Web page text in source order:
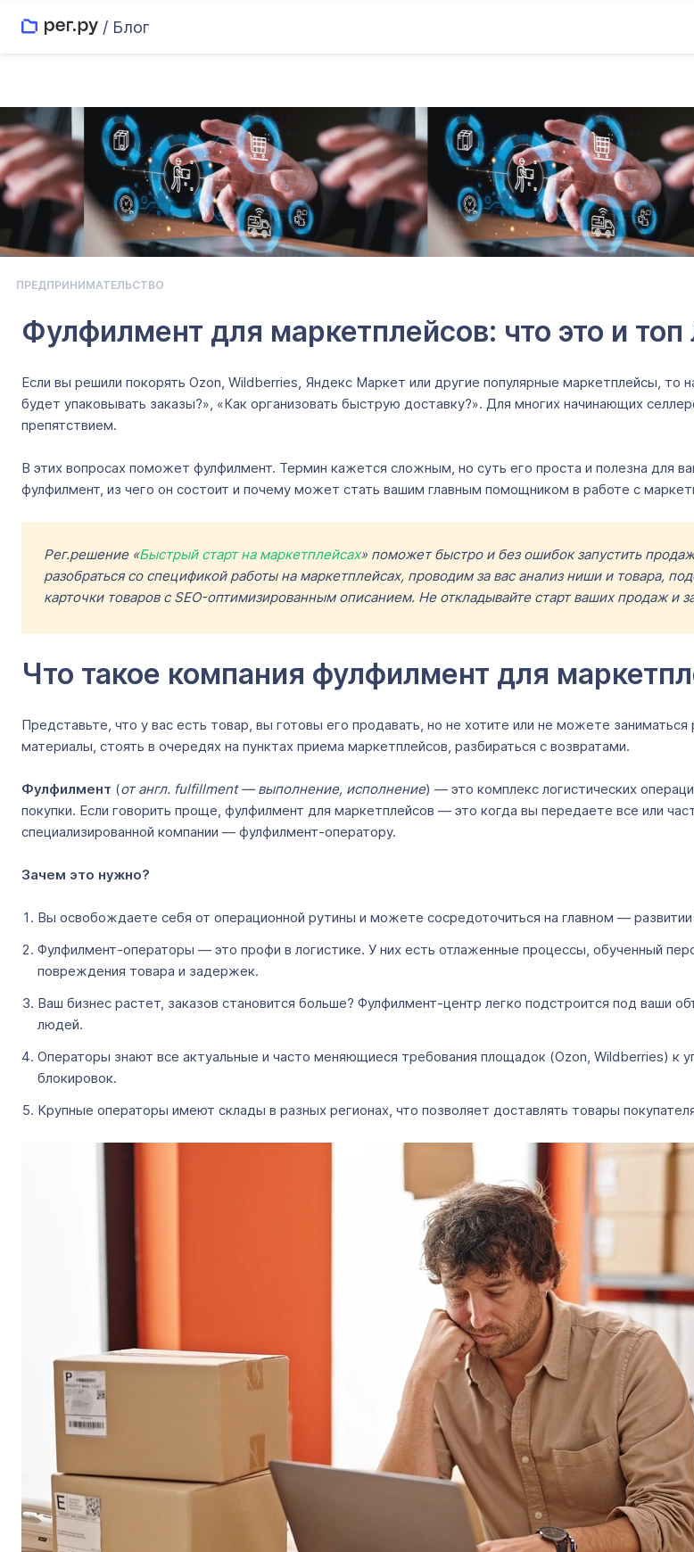
/ Блог
ПРЕДПРИНИМАТЕЛЬСТВО
Фулфилмент для маркетплейсов: что это и
Если вы решили покорять Ozon, Wildberries, Яндекс Маркет или другие популярные маркетплейсы, то
будет упаковывать заказы?», «Как организовать быструю доставку?». Для многих начинающих
препятствием.
В этих вопросах поможет фулфилмент. Термин кажется сложным, но суть его проста и полезна для
фулфилмент, из чего он состоит и почему может стать вашим главным помощником в работе с
Рег.решение «Быстрый старт на маркетплейсах» поможет быстро и без ошибок запустить
разобраться со спецификой работы на маркетплейсах, проводим за вас анализ ниши и товара,
карточки товаров с SEO-оптимизированным описанием. Не откладывайте старт ваших продаж и
Что такое компания фулфилмент для
Представьте, что у вас есть товар, вы готовы его продавать, но не хотите или не можете
материалы, стоять в очередях на пунктах приема маркетплейсов, разбираться с возвратами.
Фулфилмент (от англ. fulfillment ― выполнение, исполнение) ― это комплекс логистических
покупки. Если говорить проще, фулфилмент для маркетплейсов ― это когда вы передаете все или
специализированной компании ― фулфилмент-оператору.
Зачем это нужно?
Вы освобождаете себя от операционной рутины и можете сосредоточиться на главном ―
Фулфилмент-операторы ― это профи в логистике. У них есть отлаженные процессы, обученный
повреждения товара и задержек.
Ваш бизнес растет, заказов становится больше? Фулфилмент-центр легко подстроится под ваши
людей.
Операторы знают все актуальные и часто меняющиеся требования площадок (Ozon, Wildberries) к
блокировок.
Крупные операторы имеют склады в разных регионах, что позволяет доставлять товары